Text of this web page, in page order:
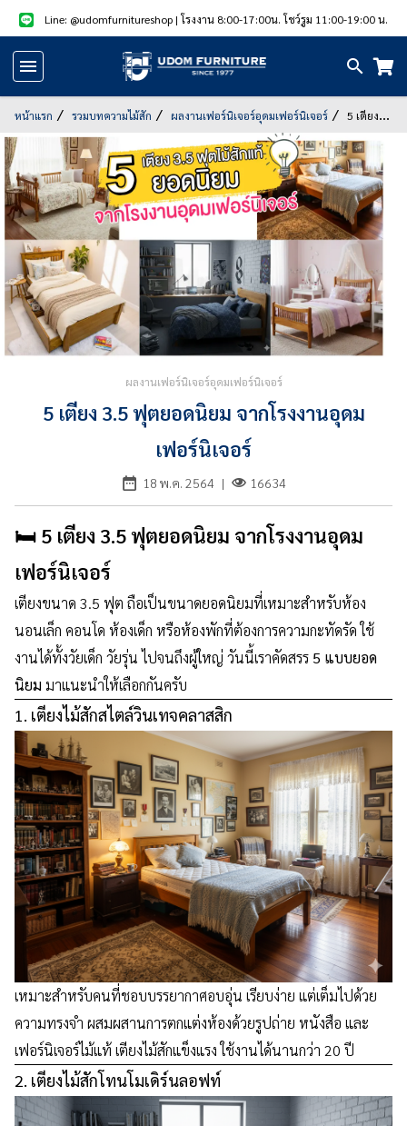
Line: @udomfurnitureshop| โรงงาน 8:00-17:00น. โชว์รูม 11:00-19:00 น.
หน้า
สินค้า
แนะนำ
สินค้า
ลด
ราคา
สินค้า/
บริการ
บทความ
ไม้
รู้จัก
เรา
ติดต่อ
เรา
หน้าแรก รวมบทความไม้สัก ผลงานเฟอร์นิเจอร์อุดมเฟอร์นิเจอร์
3.5 ฟุตยอดนิยม จากโรงงานอุดมเฟอร์นิเจอร์
ผลงานเฟอร์นิเจอร์อุดมเฟอร์นิเจอร์
5 เตียง 3.5 ฟุตยอดนิยม จากโรงงานอุดม
เฟอร์นิเจอร์
18 พ.ค. 2564 | 16634
🛏️ 5 เตียง 3.5 ฟุตยอดนิยม จากโรงงานอุดม
เฟอร์นิเจอร์
เตียงขนาด 3.5 ฟุต ถือเป็นขนาดยอดนิยมที่เหมาะสำหรับห้อง
นอนเล็ก คอนโด ห้องเด็ก หรือห้องพักที่ต้องการความกะทัดรัด ใช้
งานได้ทั้งวัยเด็ก วัยรุ่น ไปจนถึงผู้ใหญ่ วันนี้เราคัดสรร 5 แบบยอด
นิยม มาแนะนำให้เลือกกันครับ
1. เตียงไม้สักสไตล์วินเทจคลาสสิก
เหมาะสำหรับคนที่ชอบบรรยากาศอบอุ่น เรียบง่าย แต่เต็มไปด้วย
ความทรงจำ ผสมผสานการตกแต่งห้องด้วยรูปถ่าย หนังสือ และ
เฟอร์นิเจอร์ไม้แท้ เตียงไม้สักแข็งแรง ใช้งานได้นานกว่า 20 ปี
2. เตียงไม้สักโทนโมเดิร์นลอฟท์